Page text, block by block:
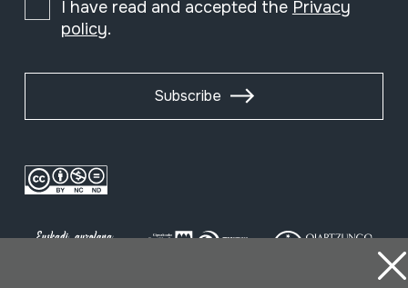
I have read and accepted the Privacy
policy.
Subscribe